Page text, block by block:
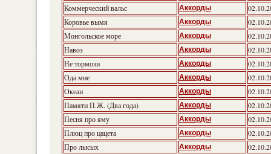
Коммерческий вальс
Аккорды
Коровье вымя
Аккорды
Монгольское море
Аккорды
Навоз
Аккорды
Не тормози
Аккорды
Ода мне
Аккорды
Океан
Аккорды
Памяти П.Ж. (Два года)
Аккорды
Песня про яму
Аккорды
Плюц про цацета
Аккорды
Про лысых
Аккорды